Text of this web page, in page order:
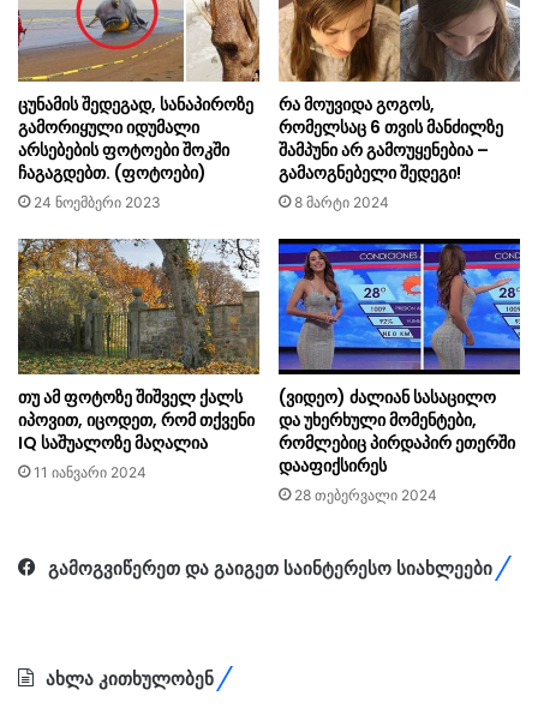
ცუნამის შედეგად, სანაპიროზე
გამორიყული იდუმალი
არსებების ფოტოები შოკში
ჩაგაგდებთ. (ფოტოები)
24 ნოემბერი 2023
რა მოუვიდა გოგოს,
რომელსაც 6 თვის მანძილზე
შამპუნი არ გამოუყენებია –
გამაოგნებელი შედეგი!
8 მარტი 2024
თუ ამ ფოტოზე შიშველ ქალს
იპოვით, იცოდეთ, რომ თქვენი
IQ საშუალოზე მაღალია
11 იანვარი 2024
(ვიდეო) ძალიან სასაცილო
და უხერხული მომენტები,
რომლებიც პირდაპირ ეთერში
დააფიქსირეს
28 თებერვალი 2024
გამოგვიწერეთ და გაიგეთ საინტერესო სიახლეები
ახლა კითხულობენ